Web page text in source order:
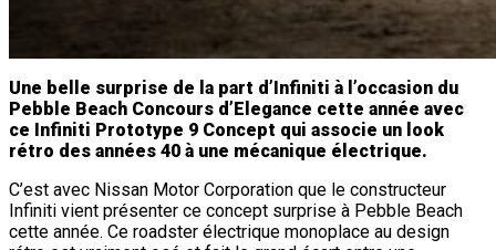
Une belle surprise de la part d’Infiniti à l’occasion du
Pebble Beach Concours d’Elegance cette année avec
ce Infiniti Prototype 9 Concept qui associe un look
rétro des années 40 à une mécanique électrique.
C’est avec Nissan Motor Corporation que le constructeur
Infiniti vient présenter ce concept surprise à Pebble Beach
cette année. Ce roadster électrique monoplace au design